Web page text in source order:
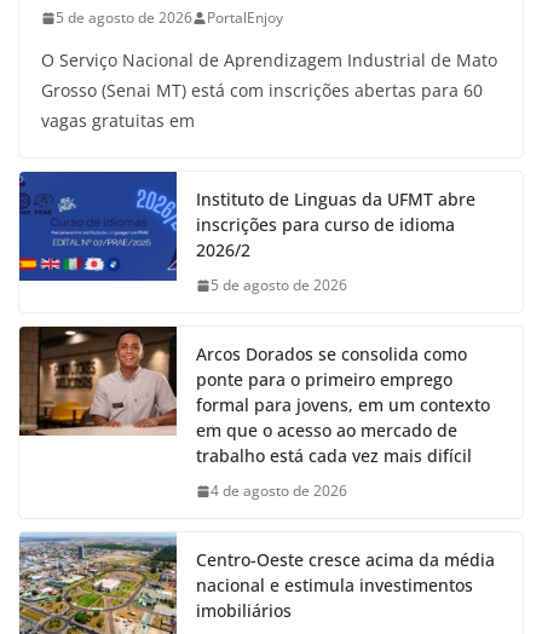
5 de agosto de 2026 PortalEnjoy
O Serviço Nacional de Aprendizagem Industrial de Mato
Grosso (Senai MT) está com inscrições abertas para 60
vagas gratuitas em
Instituto de Linguas da UFMT abre
inscrições para curso de idioma
2026/2
5 de agosto de 2026
Arcos Dorados se consolida como
ponte para o primeiro emprego
formal para jovens, em um contexto
em que o acesso ao mercado de
trabalho está cada vez mais difícil
4 de agosto de 2026
Centro-Oeste cresce acima da média
nacional e estimula investimentos
imobiliários